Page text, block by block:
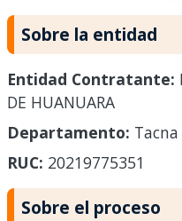
Sobre la entidad
Entidad Contratante:
DE HUANUARA
Departamento: Tacna
RUC: 20219775351
Sobre el proceso